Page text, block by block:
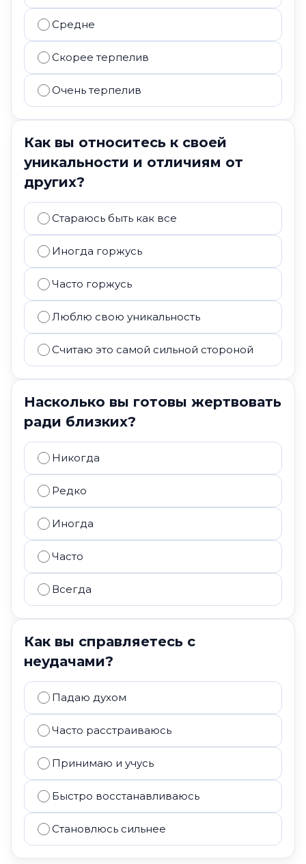
Средне
Скорее терпелив
Очень терпелив
Как вы относитесь к своей
уникальности и отличиям от
других?
Стараюсь быть как все
Иногда горжусь
Часто горжусь
Люблю свою уникальность
Считаю это самой сильной стороной
Насколько вы готовы жертвовать
ради близких?
Никогда
Редко
Иногда
Часто
Всегда
Как вы справляетесь с
неудачами?
Падаю духом
Часто расстраиваюсь
Принимаю и учусь
Быстро восстанавливаюсь
Становлюсь сильнее